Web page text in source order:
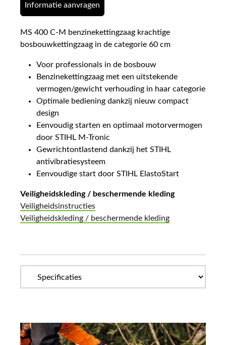
Informatie aanvragen
MS 400 C-M benzinekettingzaag krachtige
bosbouwkettingzaag in de categorie 60 cm
Voor professionals in de bosbouw
Benzinekettingzaag met een uitstekende
vermogen/gewicht verhouding in haar categorie
Optimale bediening dankzij nieuw compact
design
Eenvoudig starten en optimaal motorvermogen
door STIHL M-Tronic
Gewrichtontlastend dankzij het STIHL
antivibratiesysteem
Eenvoudige start door STIHL ElastoStart
Veiligheidskleding / beschermende kleding
Veiligheidsinstructies
Veiligheidskleding / beschermende kleding